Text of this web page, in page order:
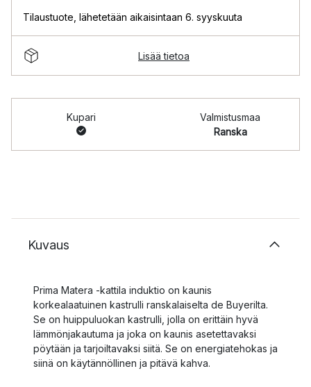
Tilaustuote lähetetään aikaisintaan 6. syyskuuta
Lisää tietoa
Kupari
Valmistusmaa
Ranska
Kuvaus
Prima Matera -kattila induktio on kaunis
korkealaatuinen kastrulli ranskalaiselta de Buyerilta.
Se on huippuluokan kastrulli, jolla on erittäin hyvä
lämmönjakautuma ja joka on kaunis asetettavaksi
pöytään ja tarjoiltavaksi siitä. Se on energiatehokas ja
siinä on käytännöllinen ja pitävä kahva.